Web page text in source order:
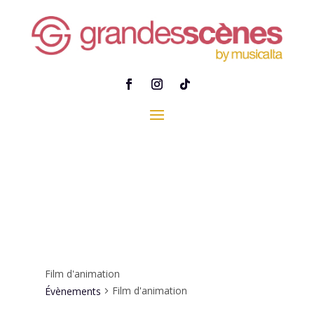
Film d'animation
Évènements
Film d'animation